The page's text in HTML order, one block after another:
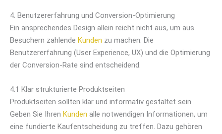
4. Benutzererfahrung und Conversion-Optimierung
Ein ansprechendes Design allein reicht nicht aus, um aus
Besuchern zahlende Kunden zu machen. Die
Benutzererfahrung (User Experience, UX) und die Optimierung
der Conversion-Rate sind entscheidend.
4.1 Klar strukturierte Produktseiten
Produktseiten sollten klar und informativ gestaltet sein.
Geben Sie Ihren Kunden alle notwendigen Informationen, um
eine fundierte Kaufentscheidung zu treffen. Dazu gehören